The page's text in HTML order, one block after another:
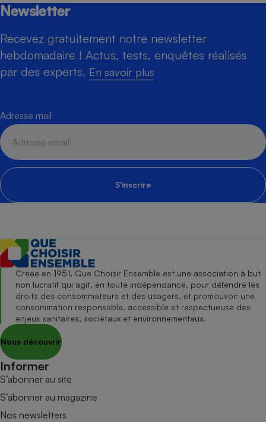
Newsletter
Recevez gratuitement notre newsletter
hebdomadaire ! Actus, tests, enquêtes réalisés
par des experts. En savoir plus
Adresse mail
S'inscrire
Créée en 1951, Que Choisir Ensemble est une association à but
non lucratif qui agit, en toute indépendance, pour défendre les
droits des consommateurs et des usagers, et promouvoir une
consommation responsable, accessible et respectueuse des
enjeux sanitaires, sociétaux et environnementaux.
Nous découvrir
Informer
S’abonner au site
S’abonner au magazine
Nos newsletters